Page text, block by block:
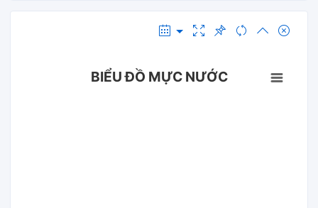
BIỂU ĐỒ MỰC NƯỚC